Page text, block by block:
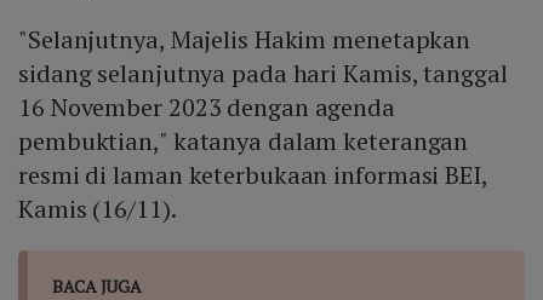
"Selanjutnya, Majelis Hakim menetapkan
sidang selanjutnya pada hari Kamis, tanggal
16 November 2023 dengan agenda
pembuktian," katanya dalam keterangan
resmi di laman keterbukaan informasi BEI,
Kamis (16/11).
BACA JUGA